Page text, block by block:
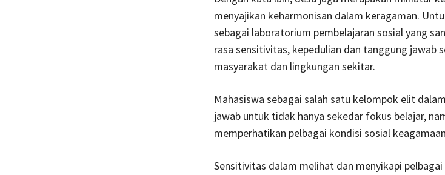
menyajikan keharmonisan dalam keragaman.
sebagai laboratorium pembelajaran sosial yang
rasa sensitivitas, kepedulian dan tanggung jawab
masyarakat dan lingkungan sekitar.
Mahasiswa sebagai salah satu kelompok elit
jawab untuk tidak hanya sekedar fokus belajar,
memperhatikan pelbagai kondisi sosial
Sensitivitas dalam melihat dan menyikapi